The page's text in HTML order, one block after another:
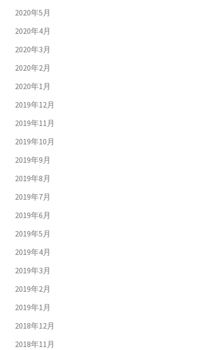
2020年5月
2020年4月
2020年3月
2020年2月
2020年1月
2019年12月
2019年11月
2019年10月
2019年9月
2019年8月
2019年7月
2019年6月
2019年5月
2019年4月
2019年3月
2019年2月
2019年1月
2018年12月
2018年11月